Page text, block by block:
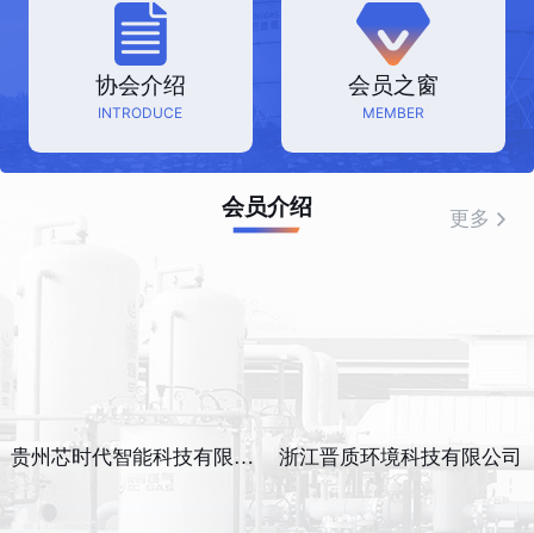
协会介绍
INTRODUCE
会员之窗
MEMBER
会员介绍 更多
贵州芯时代智能科技有限公司 浙江晋质环境科技有限公司